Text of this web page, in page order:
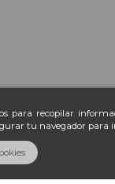
para recopilar
tu navegador para